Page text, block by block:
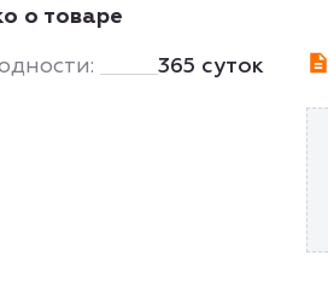
о товаре
365 суток